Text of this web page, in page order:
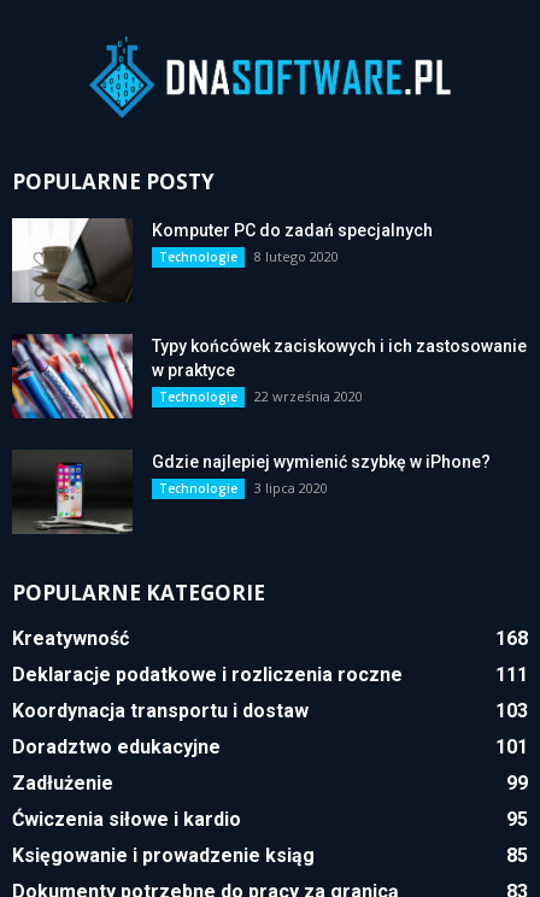
POPULARNE POSTY
Komputer PC do zadań specjalnych
Technologie 8 lutego 2020
Typy końcówek zaciskowych i ich zastosowanie
w praktyce
Technologie 22 września 2020
Gdzie najlepiej wymienić szybkę w iPhone?
Technologie 3 lipca 2020
POPULARNE KATEGORIE
Kreatywność
168
Deklaracje podatkowe i rozliczenia roczne
111
Koordynacja transportu i dostaw
103
Doradztwo edukacyjne
101
Zadłużenie
99
Ćwiczenia siłowe i kardio
95
Księgowanie i prowadzenie ksiąg
85
Dokumenty potrzebne do pracy za granicą
83